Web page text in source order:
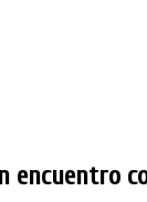
encuentro